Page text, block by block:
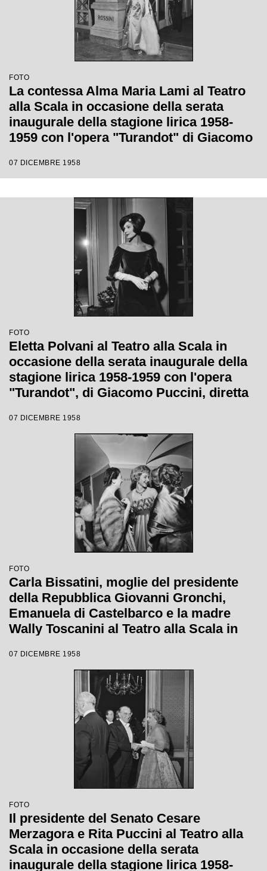
FOTO
La contessa Alma Maria Lami al Teatro
alla Scala in occasione della serata
inaugurale della stagione lirica 1958-
1959 con l'opera "Turandot" di Giacomo
regia di Margherita Walmann
07 DICEMBRE 1958
FOTO
Eletta Polvani al Teatro alla Scala in
occasione della serata inaugurale della
stagione lirica 1958-1959 con l'opera
"Turandot", di Giacomo Puccini, diretta
Margherita Wallmann
07 DICEMBRE 1958
FOTO
Carla Bissatini, moglie del presidente
della Repubblica Giovanni Gronchi,
Emanuela di Castelbarco e la madre
Wally Toscanini al Teatro alla Scala in
stagione lirica 1958-1959 con l'opera
"Turandot", di Giacomo Puccini, diretta
da Antonino Votto con la regia di
Margherita Wallmann
07 DICEMBRE 1958
FOTO
Il presidente del Senato Cesare
Merzagora e Rita Puccini al Teatro alla
Scala in occasione della serata
inaugurale della stagione lirica 1958-